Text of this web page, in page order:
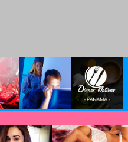
& eventos cool
Cultura nocturna
Leer